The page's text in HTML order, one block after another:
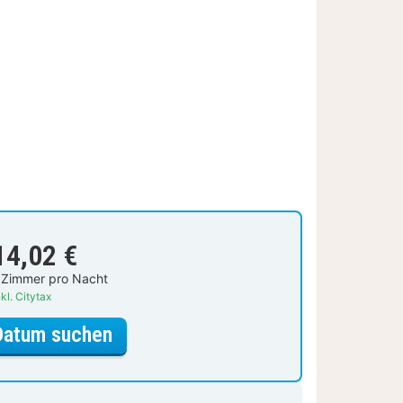
€
pro Nacht
Citytax
suchenfür Standardzimmer